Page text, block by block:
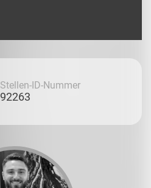
Stellen-ID-Nummer
92263